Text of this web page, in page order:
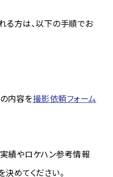
る方は、以下の手順でお
内容を撮影依頼フォーム
やロケハン参考情報
めてください。